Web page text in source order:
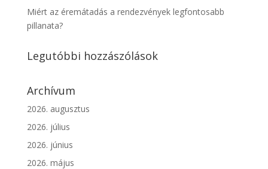
Miért az éremátadás a rendezvények legfontosabb
pillanata?
Legutóbbi hozzászólások
Archívum
2026. augusztus
2026. július
2026. június
2026. május